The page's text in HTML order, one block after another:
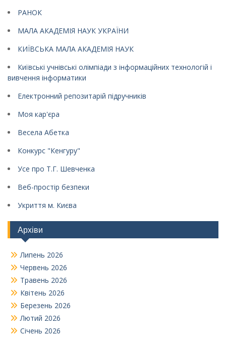
РАНОК
МАЛА АКАДЕМІЯ НАУК УКРАЇНИ
КИЇВСЬКА МАЛА АКАДЕМІЯ НАУК
Київські учнівські олімпіади з інформаційних технологій і
вивчення інформатики
Електронний репозитарій підручників
Моя кар'єра
Весела Абетка
Конкурс "Кенгуру"
Усе про Т.Г. Шевченка
Веб-простір безпеки
Укриття м. Києва
Архіви
Липень 2026
Червень 2026
Травень 2026
Квітень 2026
Березень 2026
Лютий 2026
Січень 2026